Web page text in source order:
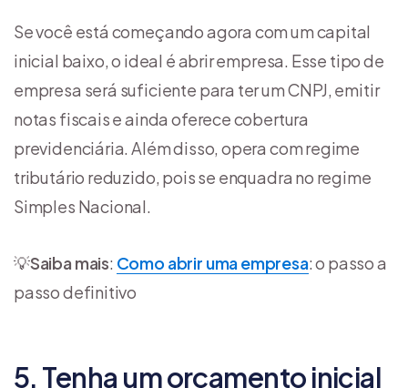
Se você está começando agora com um capital
inicial baixo, o ideal é abrir empresa. Esse tipo de
empresa será suficiente para ter um CNPJ, emitir
notas fiscais e ainda oferece cobertura
previdenciária. Além disso, opera com regime
tributário reduzido, pois se enquadra no regime
Simples Nacional.
💡Saiba mais: Como abrir uma empresa: o passo a
passo definitivo
5. Tenha um orçamento inicial